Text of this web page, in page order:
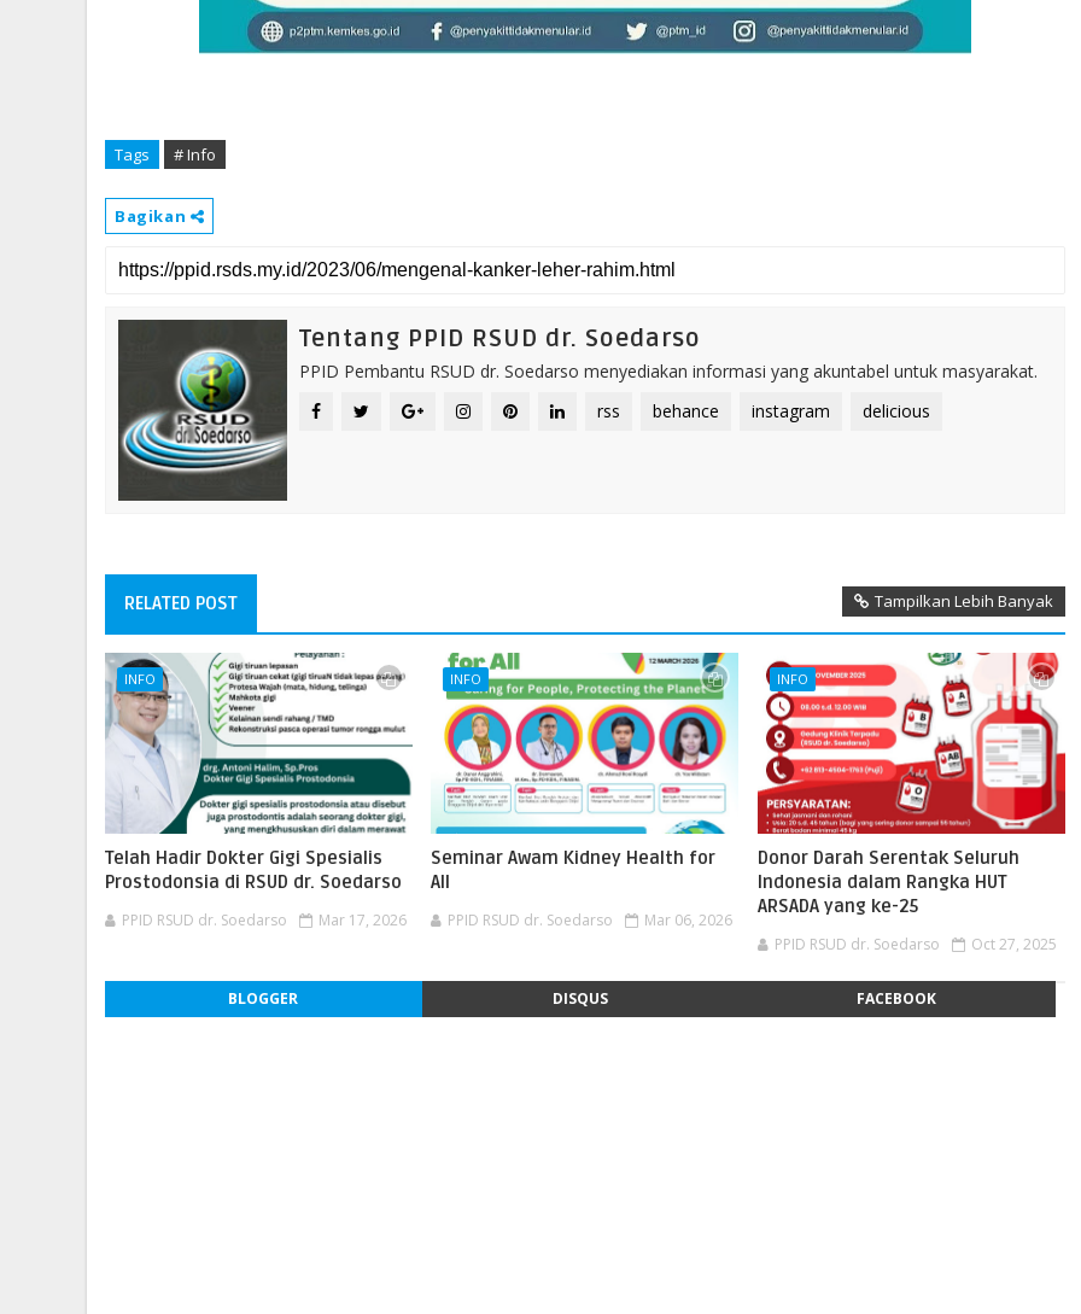
Tags # Info
Bagikan
Tentang PPID RSUD dr. Soedarso
PPID Pembantu RSUD dr. Soedarso menyediakan informasi yang akuntabel untuk masyarakat.
rss
behance instagram delicious
RELATED POST Tampilkan Lebih Banyak
INFO
Telah Hadir Dokter Gigi Spesialis
Prostodonsia di RSUD dr. Soedarso
PPID RSUD dr. Soedarso Mar 17, 2026
INFO
Seminar Awam Kidney Health for
All
PPID RSUD dr. Soedarso Mar 06, 2026
INFO
Donor Darah Serentak Seluruh
Indonesia dalam Rangka HUT
ARSADA yang ke-25
PPID RSUD dr. Soedarso Oct 27, 2025
BLOGGER DISQUS FACEBOOK